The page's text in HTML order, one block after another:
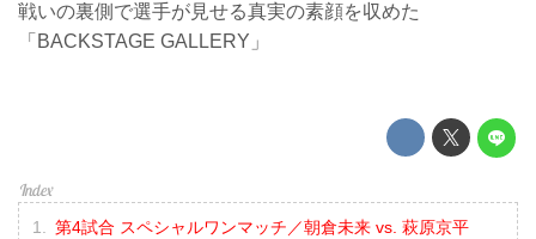
戦いの裏側で選手が見せる真実の素顔を収めた
「BACKSTAGE GALLERY」
第4試合 スペシャルワンマッチ／朝倉未来 vs. 萩原京平